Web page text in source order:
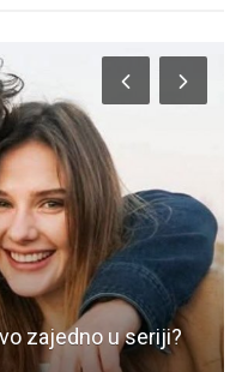
zajedno u seriji?